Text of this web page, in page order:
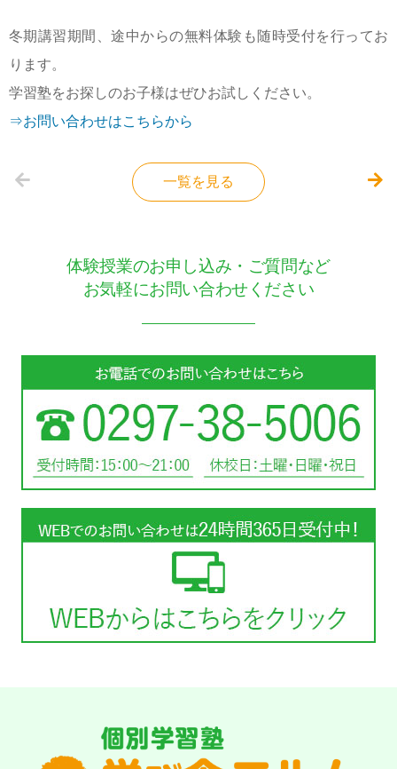
冬期講習期間、途中からの無料体験も随時受付を行ってお
ります。
学習塾をお探しのお子様はぜひお試しください。
⇒お問い合わせはこちらから
一覧を見る
体験授業のお申し込み・ご質問など
お気軽にお問い合わせください